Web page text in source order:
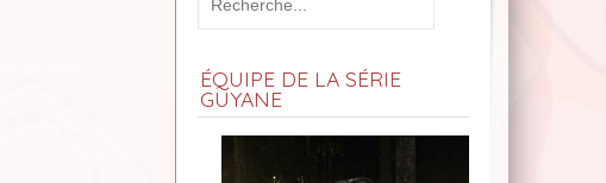
ÉQUIPE DE LA SÉRIE
GUYANE